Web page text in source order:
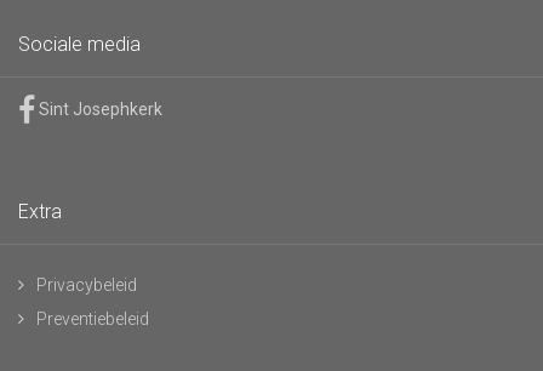
Sociale media
Sint Josephkerk
Extra
Privacybeleid
Preventiebeleid